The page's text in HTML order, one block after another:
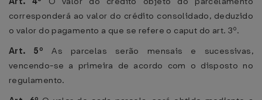
corresponderá ao valor do crédito consolidado, deduzido
o valor do pagamento a que se refere o caput do art. 3º.
Art. 5º As parcelas serão mensais e sucessivas,
vencendo-se a primeira de acordo com o disposto no
regulamento.